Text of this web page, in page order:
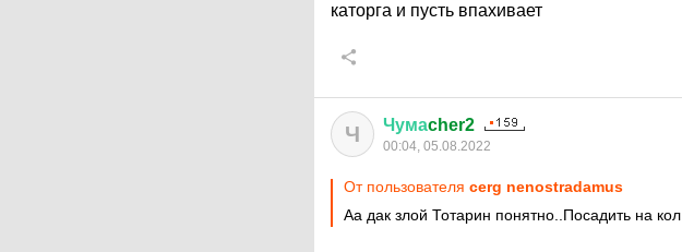
каторга и пусть впахивает
Ч Чумаcher2
00:04, 05.08.2022
От пользователя cerg nenostradamus
Аа дак злой Тотарин понятно..Посадить на кол